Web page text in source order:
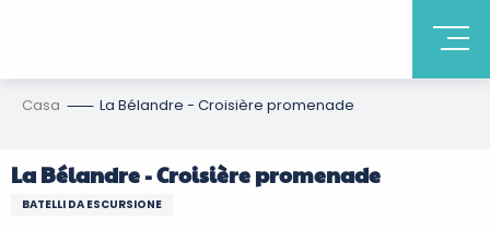
Casa La Bélandre - Croisière promenade
La Bélandre - Croisière promenade
BATELLI DA ESCURSIONE